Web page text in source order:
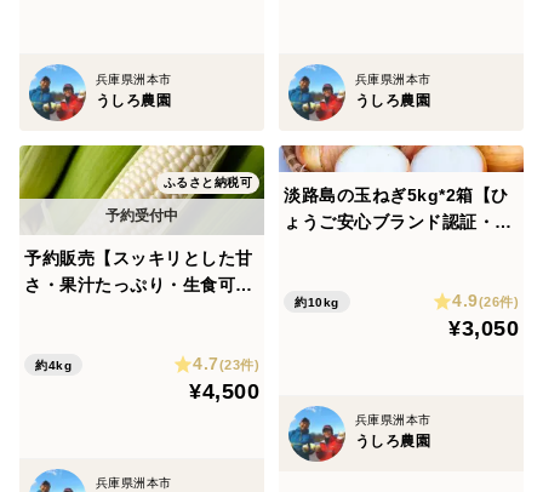
兵庫県洲本市
うしろ農園
兵庫県洲本市
うしろ農園
ふるさと納税可
予約販売【スッキリとした甘
さ・果汁たっぷり・生食可】
ーン トウモロコシ 白い
約4kg 4.7(23件)
¥4,500
兵庫県洲本市
淡路島の玉ねぎ5kg*2箱【ひ
ょうご安心ブランド認証・特
っぷり
約10kg 4.9(26件)
¥3,050
兵庫県洲本市
うしろ農園